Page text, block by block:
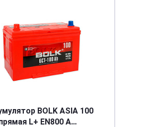
BOLK ASIA 100
L+ EN800 А